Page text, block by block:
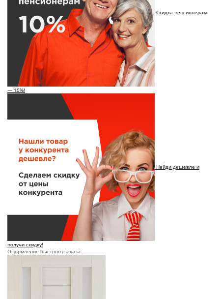
Скидка пенсионерам
— 10%!
Найди дешевле и
получи скидку!
Оформление быстрого заказа